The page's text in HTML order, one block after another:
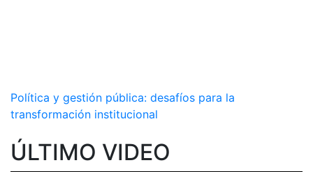
Política y gestión pública: desafíos para la
transformación institucional
ÚLTIMO VIDEO